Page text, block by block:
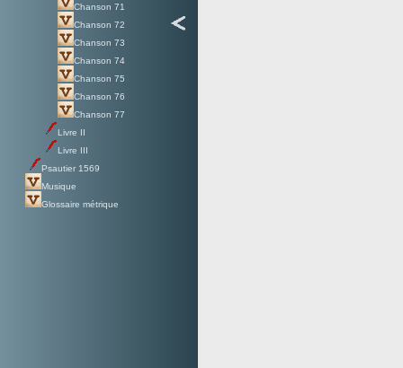
Chanson 71
Chanson 72
Chanson 73
Chanson 74
Chanson 75
Chanson 76
Chanson 77
Livre II
Livre III
Psautier 1569
Musique
Glossaire métrique